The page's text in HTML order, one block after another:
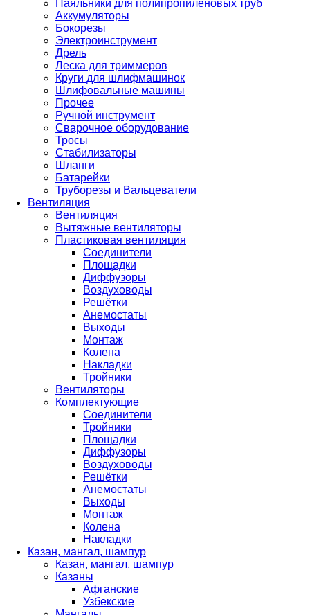
Паяльники для полипропиленовых труб
Аккумуляторы
Бокорезы
Электроинструмент
Дрель
Леска для триммеров
Круги для шлифмашинок
Шлифовальные машины
Прочее
Ручной инструмент
Сварочное оборудование
Тросы
Стабилизаторы
Шланги
Батарейки
Труборезы и Вальцеватели
Вентиляция
Вентиляция
Вытяжные вентиляторы
Пластиковая вентиляция
Соединители
Площадки
Диффузоры
Воздуховоды
Решётки
Анемостаты
Выходы
Монтаж
Колена
Накладки
Тройники
Вентиляторы
Комплектующие
Соединители
Тройники
Площадки
Диффузоры
Воздуховоды
Решётки
Анемостаты
Выходы
Монтаж
Колена
Накладки
Казан, мангал, шампур
Казан, мангал, шампур
Казаны
Афганские
Узбекские